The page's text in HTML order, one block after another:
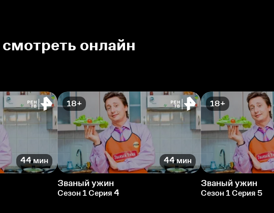
онлайн
44 мин
18+
44 мин
Званый ужин
Сезон 1 Серия 4
18+
Званый ужин
Сезон 1 Серия 5